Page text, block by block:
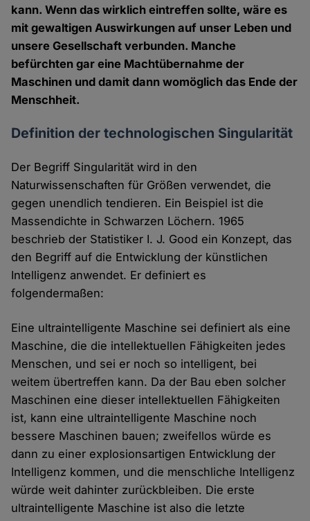
kann. Wenn das wirklich eintreffen sollte, wäre es
mit gewaltigen Auswirkungen auf unser Leben und
unsere Gesellschaft verbunden. Manche
befürchten gar eine Machtübernahme der
Maschinen und damit dann womöglich das Ende der
Menschheit.
Definition der technologischen Singularität
Der Begriff Singularität wird in den
Naturwissenschaften für Größen verwendet, die
gegen unendlich tendieren. Ein Beispiel ist die
Massendichte in Schwarzen Löchern. 1965
beschrieb der Statistiker I. J. Good ein Konzept, das
den Begriff auf die Entwicklung der künstlichen
Intelligenz anwendet. Er definiert es
folgendermaßen:
Eine ultraintelligente Maschine sei definiert als eine
Maschine, die die intellektuellen Fähigkeiten jedes
Menschen, und sei er noch so intelligent, bei
weitem übertreffen kann. Da der Bau eben solcher
Maschinen eine dieser intellektuellen Fähigkeiten
ist, kann eine ultraintelligente Maschine noch
bessere Maschinen bauen; zweifellos würde es
dann zu einer explosionsartigen Entwicklung der
Intelligenz kommen, und die menschliche Intelligenz
würde weit dahinter zurückbleiben. Die erste
ultraintelligente Maschine ist also die letzte